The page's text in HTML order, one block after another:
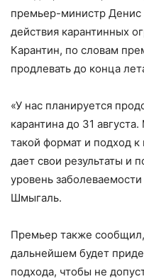
премьер-министр
действия карантинных
Карантин, по словам
продлевать до конца
«У нас планируется
карантина до 31
такой формат и подход
дает свои результаты и
уровень
Шмыгаль.
Премьер также сообщил,
дальнейшем будет
подхода, чтобы не